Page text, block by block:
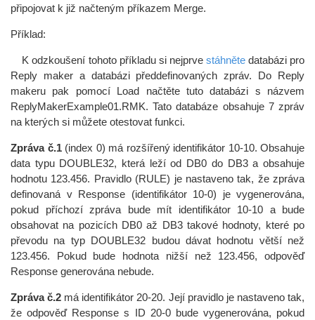
připojovat k již načteným příkazem Merge.
Příklad:
K odzkoušení tohoto příkladu si nejprve stáhnětedatabázi pro
Reply maker a databázi předdefinovaných zpráv. Do Reply
makeru pak pomocí Load načtěte tuto databázi s názvem
ReplyMakerExample01.RMK. Tato databáze obsahuje 7 zpráv
na kterých si můžete otestovat funkci.
Zpráva č.1(index 0) má rozšířený identifikátor 10-10. Obsahuje
data typu DOUBLE32, která leží od DB0 do DB3 a obsahuje
hodnotu 123.456. Pravidlo (RULE) je nastaveno tak, že zpráva
definovaná v Response (identifikátor 10-0) je vygenerována,
pokud příchozí zpráva bude mít identifikátor 10-10 a bude
obsahovat na pozicích DB0 až DB3 takové hodnoty, které po
převodu na typ DOUBLE32 budou dávat hodnotu větší než
123.456. Pokud bude hodnota nižší než 123.456, odpověď
Response generována nebude.
Zpráva č.2 má identifikátor 20-20. Její pravidlo je nastaveno tak,
že odpověď Response s ID 20-0 bude vygenerována, pokud